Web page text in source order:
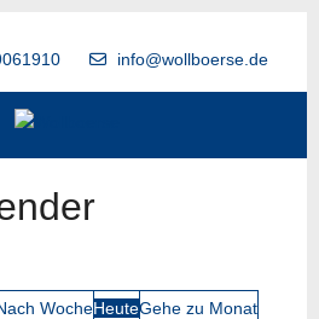
info@wollboerse.de
WocheHeuteGehe zu Monat